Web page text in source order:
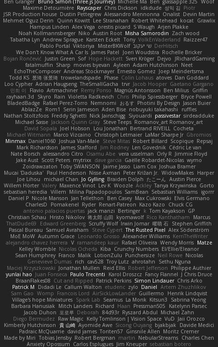
Ben Granger Bruno Simon (Three.js Journey) Michelle Ma Ben glassapple 325 Woof
Maxime Detournière Rayscaper Chris Dickson idkdude 성익 김 Piotr
JSR Production house Dustin Pettegrew Alessandro Mennonna Onalist Devin Martin
Mehmet Oguz Derin
Quinn Kowitt Lee Stranahan Robert Whitehead kocat Grawlix
Hampus Linden Alex Vega orestis picard S Waugh Arjen Plakke
Noah Kollmannsberger Niko Austin Root Misha Samorodin Zach wood
Tabatha Lyn Andrew Sprague Karsten Eckelt Tony VolkEnVaderland Raizzer47
Pablo Portal Viktoriya MisterBKWolf שי יעקוב DerHitsch
We Don't Know What A Car Is James Patel Joeri Woudstra Rochelle Bricker
Bojan Rončević Justin Green Sof Hope Hackett Sven Kröger Dejvo
JRichardGaming
fatalmuffin Sharp movies byevan Ayleen Adam Hutchinson Neet
EchoTheComposer Andreas Stockmayer Ernesto Gomez Joep Meindertsma
Todd KS 景琦 张景琦 trowelandspade Phase Colin Lohaus atoves Dan Goddard
Loo Cypher Adrian Haugseng TheSmallGacha trvr Jacob Hooper Gaetano Gargano
민희 이
Flavio Artmachiner Remy Ponso Magnús Antonsson Ben Milius Griffin
rayhaan.3d
Skyro Rain Violetta Radkevich Chris Philip Spiessberger Bryce Powell
BladedBadge Rafael Perez-Torro Nemnomi おるす Photini By Design Jason Buier
AblazZe Rom1 Serin Jameson Aden Bise nobuyuki takahashi
ruffles
Nathan Stoltzfoos Freddy Sghetti Nick Jainschigg Siyouardi passivestar sirdeadduke
Michael Sasse Jackson Quinn Gray Steve Teeps Romanov_art Romanov_art
David Sopala Joel Hobson Lou Jonathan Bertrand RIVEILL Cocheta
Michael Witmann Marco Vizcaino Christoph Letmaier LaMar Sharpe Jr Gbromios
Minmax Daniel1060 Joshua Van-Male Steve Mitas Robert Billard Scopique Repsaj
Mark Richardson James Stafford Jim Rodney Len Govednik Cédric Le van
Nate Borsch alessandro Citro Osamu Abe vera usselman Orly R Jimmie Floyd
Jake Aust Scott Peters mytrixx dave garcia Gaëlle Robardet-Nicolas wymo
Zoidrawzaton Toby SWANSON Jaime Jasso Liam Cox Joshua Bramer
Mucai 'Daduska' Paul Henderson Nisse Axman Peter Križan Jr. WidowMakes Harper
Joe Lihou
michael Chan Jo Gylling Braiden Dolph たこーん Austin Pierce
Willem Hörter Valery Maxence Vinot Lev K Woozle Ackley Tanya Krzywinska Gorto
sebastian heredia Villem Milina Papadopoulos SamBean Sebastian Williams igorrr
Daniel P Nicole Manson Jan Tellethon Ben Casey Max Cukrowski Elvis Germano
CharlesD
Pomakenel Ryder Renart-Patreon Kazo Kazo
Chuck CG
antonio palacios puertas jack manzi Bertinger k Tom Kayakson GP
Christian Schau
Hristo Nikolov 将太郎 山田 kyomawolf Rico Kanthatham
Marcus
ThatDude69
Edward Greenberg Scruffy Wolf Irwin Jomar 曜萌 石 Stephen Griffith
Pascal Bureau Samuel Avraham Steve Cypert The Rusted Pixel Alex Söderström
MoE MoW Autumn Grace Leonardo Grosso Alexander Williams KerriTheWriter
alejandro chavez herrera V ramandeep kaur Rafael Oliveira Wendy Morris Matze
Kelley Womble Nicolas Ocheda Kiba Crunchy Numbers El/Ellie/Eleanor
Sean Humphrey Franco Malik LotionZulu Punchersize Neil Rowe Nicolas
Genevieve Dumas rich cav528 Troy Lutz ahrotahn
Sethu Nguna
Maciej Krzyszkowski Jonathan Mullen Reid Ellis Robert Jefferson Philippe Authier
yunlai hao Juan Fonseca Paulo Trecenti Karol Droszcz Fancy Flannel J Chris Druce
BraanFlakes08 Cut and Ripped Patrick Perkins Simon Lindauer Chris Arko
Patrick M
Didadi Le Callum Walton etudenc zylo Daniel Artem Zhuzhlikov
Sam Gao Womp Francois Lord AirSickLowLander Guillermo
Henrik Lindqvist
Village's hope Miniatures Spark Lab Seamus La Monk Kitsun3
Sabrina Yeong
Barbara Hanusiak Mitch Landers Richard Haan Pressman505
Katelynn Parsec
Jacob Duhon 포로루 Deborah 84d93r Ryszard Abdul Michael Zahn
Diego Bermudez Raw Magic Kelly Tomlinson | Vision Space VuD Jaii Orozco
Kimberly Hutchinson 貴 山崎 Ayomide Awe Sicong Ouyang bjakbjak Davide Medici
Padraic McQuarrie david james Toriten57 Ginsnile Allen Moritz Cremer
Made by Miri Tobias Jensby Robert Bergman martin NebularStreams Charles Chen
Anxiety Opossum Carlos Esplugues Jim Kneuper sebastian botero